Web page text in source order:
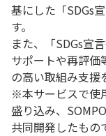
基にした「SDGs
す。
また、「SDGs宣
サポートや再評価
の高い取組み支援
※本サービスで使
盛り込み、
共同開発したもの